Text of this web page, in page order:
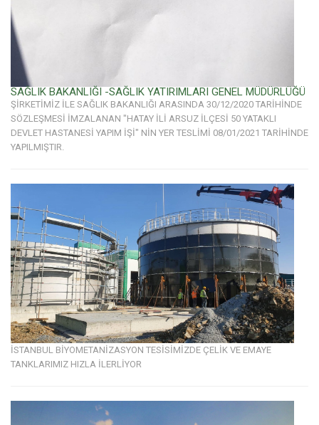
SAĞLIK BAKANLIĞI -SAĞLIK YATIRIMLARI GENEL MÜDÜRLÜĞÜ
ŞİRKETİMİZ İLE SAĞLIK BAKANLIĞI ARASINDA 30/12/2020 TARİHİNDE
SÖZLEŞMESİ İMZALANAN "HATAY İLİ ARSUZ İLÇESİ 50 YATAKLI
DEVLET HASTANESİ YAPIM İŞİ" NİN YER TESLİMİ 08/01/2021 TARİHİNDE
YAPILMIŞTIR.
İSTANBUL BİYOMETANİZASYON TESİSİMİZDE ÇELİK VE EMAYE
TANKLARIMIZ HIZLA İLERLİYOR